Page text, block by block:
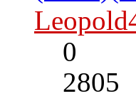
0
2805